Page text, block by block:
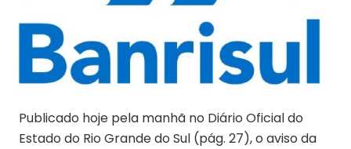
Publicado hoje pela manhã no Diário Oficial do
Estado do Rio Grande do Sul (pág. 27), o aviso da